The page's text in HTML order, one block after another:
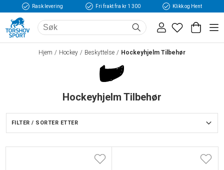
Rask levering Fri frakt fra kr 1 300 Klikk og Hent
Hjem Hockey Beskyttelse Hockeyhjelm Tilbehør
Hockeyhjelm Tilbehør
FILTER / SORTER ETTER